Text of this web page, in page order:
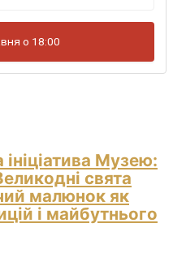
о 18:00
Музею:
свята
малюнок як
і майбутнього